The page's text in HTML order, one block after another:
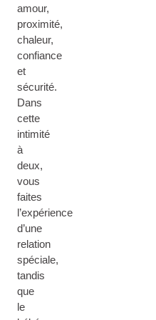
amour,
proximité,
chaleur,
confiance
et
sécurité.
Dans
cette
intimité
à
deux,
vous
faites
l’expérience
d’une
relation
spéciale,
tandis
que
le